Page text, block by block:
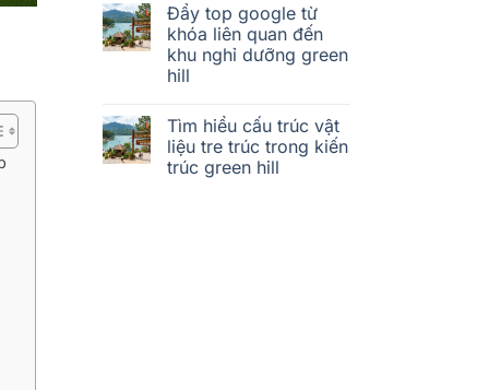
Đẩy top google từ
khóa liên quan đến
khu nghỉ dưỡng green
hill
Tìm hiểu cấu trúc vật
liệu tre trúc trong kiến
trúc green hill